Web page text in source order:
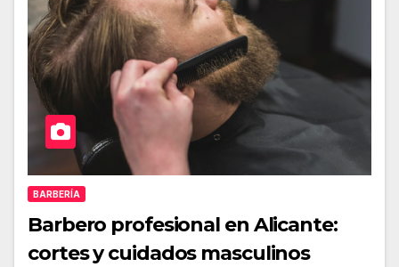
BARBERÍA
Barbero profesional en Alicante:
cortes y cuidados masculinos